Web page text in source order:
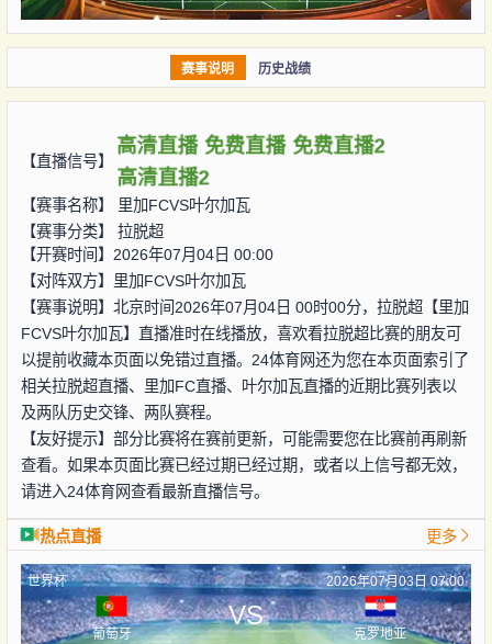
赛事说明 历史战绩
【直播信号】
高清直播 免费直播 免费直播2
高清直播2
【赛事名称】 里加FCVS叶尔加瓦
【赛事分类】 拉脱超
【开赛时间】2026年07月04日 00:00
【对阵双方】 里加FCVS叶尔加瓦
【赛事说明】北京时间2026年07月04日 00时00分，拉脱超【里加
FCVS叶尔加瓦】直播准时在线播放，喜欢看拉脱超比赛的朋友可
以提前收藏本页面以免错过直播。24体育网还为您在本页面索引了
相关拉脱超直播、里加FC直播、叶尔加瓦直播的近期比赛列表以
及两队历史交锋、两队赛程。
【友好提示】部分比赛将在赛前更新，可能需要您在比赛前再刷新
查看。如果本页面比赛已经过期已经过期，或者以上信号都无效，
请进入24体育网查看最新直播信号。
热点直播 更多
世界杯 2026年07月03日 07:00
葡萄牙
VS
克罗地亚